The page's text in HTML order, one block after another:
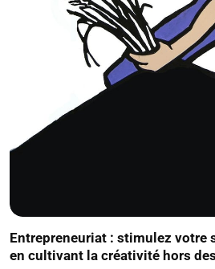
Entrepreneuriat : stimulez votre
en cultivant la créativité hors